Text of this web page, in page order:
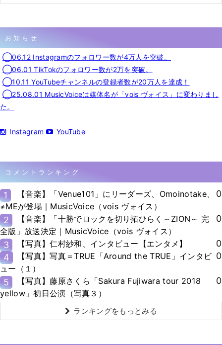
お知らせ
◯06.12 Instagramのフォロワー数が4万人を突破。
◯06.01 TikTokのフォロワー数が2万を突破。
◯10.11 YouTubeチャンネルの登録者数が20万人を達成！
◯25.08.01 MusicVoiceは媒体名が「vois ヴォイス」に変わりまし
た。
Instagram YouTube
コメントランキング
1
【音楽】「Venue101」にリーダーズ、Omoinotake、
≠MEが登場｜MusicVoice（vois ヴォイス）
0
2
【音楽】「十勝でロックを切り拓ひらく～ZION～ 完
全版」放送決定｜MusicVoice（vois ヴォイス）
0
3 【写真】仁村紗和、インタビュー【エンタメ】
0
4
【写真】写真＝TRUE「Around the TRUE」インタビ
ュー（１）
0
5
【写真】藤原さくら「Sakura Fujiwara tour 2018
yellow」初日公演（写真３）
0
ランキングをもっとみる